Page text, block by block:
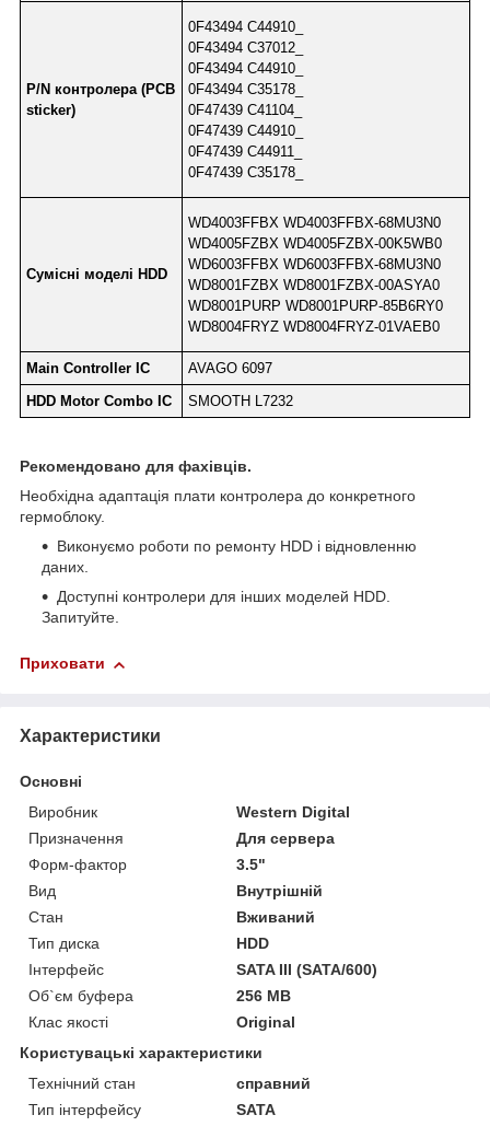
P/N контролера (PCB
sticker)
0F43494 C44910_
0F43494 C37012_
0F43494 C44910_
0F43494 C35178_
0F47439 C41104_
0F47439 C44910_
0F47439 C44911_
0F47439 C35178_
Сумісні моделі HDD
WD4003FFBX WD4003FFBX-68MU3N0
WD4005FZBX WD4005FZBX-00K5WB0
WD6003FFBX WD6003FFBX-68MU3N0
WD8001FZBX WD8001FZBX-00ASYA0
WD8001PURP WD8001PURP-85B6RY0
WD8004FRYZ WD8004FRYZ-01VAEB0
Main Controller IC
AVAGO 6097
HDD Motor Combo IC
SMOOTH L7232
Рекомендовано для фахівців.
Необхідна адаптація плати контролера до конкретного
гермоблоку.
Виконуємо роботи по ремонту HDD і відновленню
даних.
Доступні контролери для інших моделей HDD.
Запитуйте.
Приховати
Характеристики
Основні
Виробник
Western Digital
Призначення
Для сервера
Форм-фактор
3.5"
Вид
Внутрішній
Стан
Вживаний
Тип диска
HDD
Інтерфейс
SATA III (SATA/600)
Об`єм буфера
256 MB
Клас якості
Original
Користувацькі характеристики
Технічний стан
справний
Тип інтерфейсу
SATA